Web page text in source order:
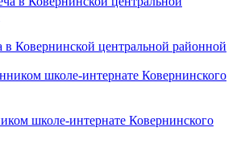
в Ковернинской центральной районной
школе-интернате Ковернинского